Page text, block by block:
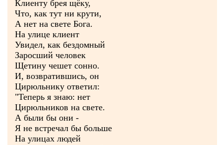
Клиенту брея щёку,
Что, как тут ни крути,
А нет на свете Бога.
На улице клиент
Увидел, как бездомный
Заросший человек
Щетину чешет сонно.
И, возвратившись, он
Цирюльнику ответил:
"Теперь я знаю: нет
Цирюльников на свете.
А были бы они -
Я не встречал бы больше
На улицах людей